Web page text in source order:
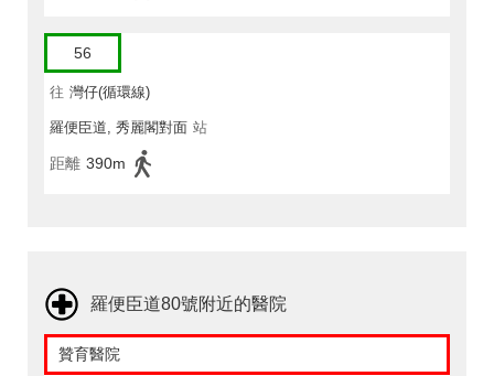
56
往 灣仔(循環線)
羅便臣道, 秀麗閣對面 站
距離 390m
羅便臣道80號附近的醫院
贊育醫院